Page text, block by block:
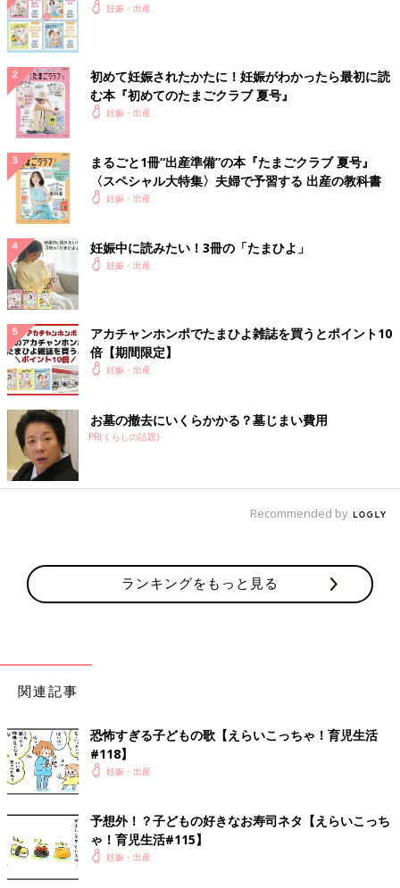
妊娠・出産
初めて妊娠されたかたに！妊娠がわかったら最初に読
む本『初めてのたまごクラブ 夏号』
妊娠・出産
まるごと1冊“出産準備”の本『たまごクラブ 夏号』
〈スペシャル大特集〉夫婦で予習する 出産の教科書
妊娠・出産
妊娠中に読みたい！3冊の「たまひよ」
妊娠・出産
アカチャンホンポでたまひよ雑誌を買うとポイント10
倍【期間限定】
妊娠・出産
お墓の撤去にいくらかかる？墓じまい費用
PR(くらしの話題)
Recommended by
ランキングをもっと見る
関連記事
恐怖すぎる子どもの歌【えらいこっちゃ！育児生活
#118】
妊娠・出産
予想外！？子どもの好きなお寿司ネタ【えらいこっち
ゃ！育児生活#115】
妊娠・出産